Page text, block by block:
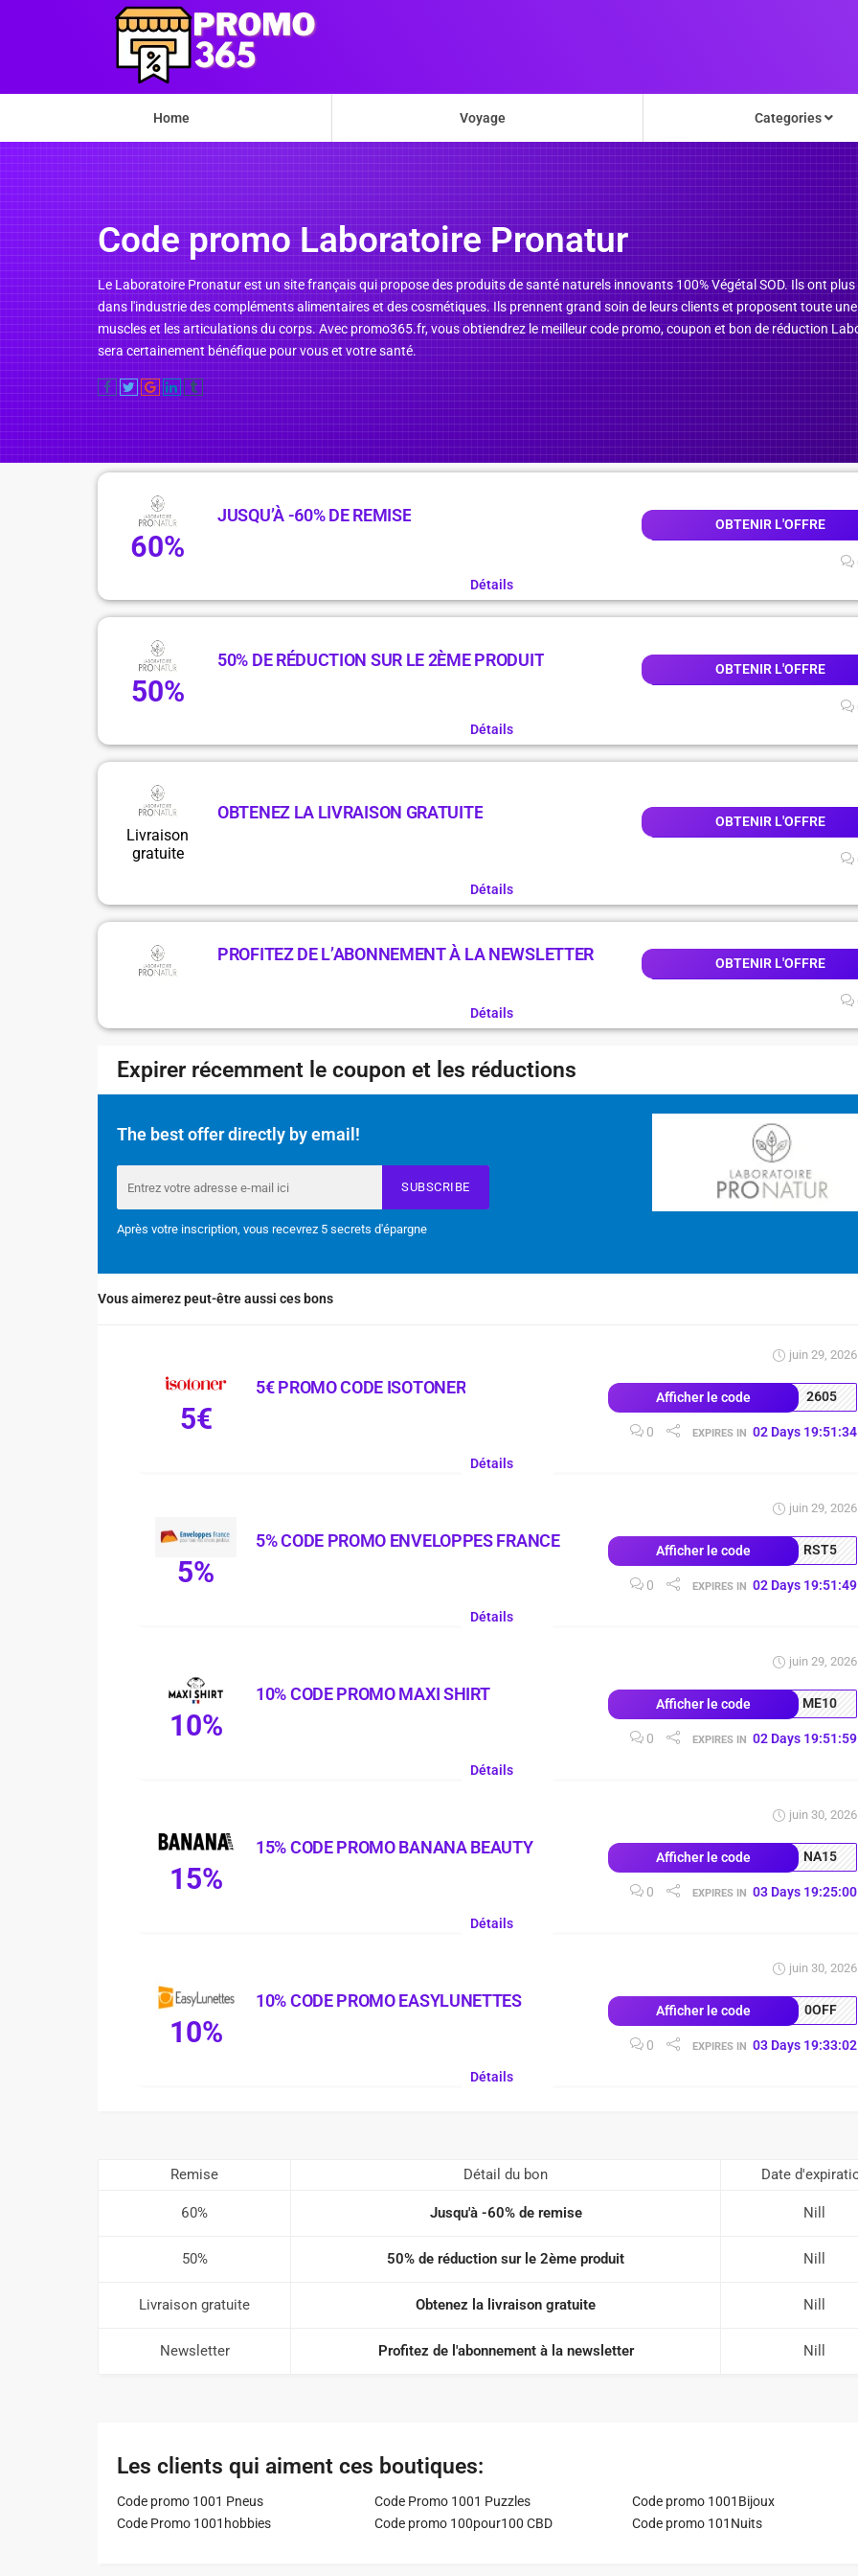
Home Voyage Categories
Code promo Laboratoire Pronatur
Le Laboratoire Pronatur est un site français qui propose des produits de santé naturels innovants 100% Végétal SOD. Ils ont
dans l'industrie des compléments alimentaires et des cosmétiques. Ils prennent grand soin de leurs clients et proposent toute
muscles et les articulations du corps. Avec promo365.fr, vous obtiendrez le meilleur code promo, coupon et bon de réduction
sera certainement bénéfique pour vous et votre santé.
60%
JUSQU’À -60% DE REMISE OBTENIR L'OFFRE
Détails
50%
50% DE RÉDUCTION SUR LE 2ÈME PRODUIT OBTENIR L'OFFRE
Détails
Livraison
gratuite
OBTENEZ LA LIVRAISON GRATUITE OBTENIR L'OFFRE
Détails
PROFITEZ DE L’ABONNEMENT À LA NEWSLETTER OBTENIR L'OFFRE
Détails
Expirer récemment le coupon et les réductions
The best offer directly by email!
SUBSCRIBE
Après votre inscription, vous recevrez 5 secrets d'épargne
Vous aimerez peut-être aussi ces bons
5€
5€ PROMO CODE ISOTONER
juin 29, 2026
Afficher le code 2605
0 EXPIRES IN 02 Days 19:51:33
Détails
5%
5% CODE PROMO ENVELOPPES FRANCE
juin 29, 2026
Afficher le code RST5
0 EXPIRES IN 02 Days 19:51:48
Détails
10%
10% CODE PROMO MAXI SHIRT
juin 29, 2026
Afficher le code ME10
0 EXPIRES IN 02 Days 19:51:58
Détails
15%
15% CODE PROMO BANANA BEAUTY
juin 30, 2026
Afficher le code NA15
0 EXPIRES IN 03 Days 19:24:59
Détails
10%
10% CODE PROMO EASYLUNETTES
juin 30, 2026
Afficher le code 0OFF
0 EXPIRES IN 03 Days 19:33:01
Détails
Remise Détail du bon Date
60% Jusqu'à -60% de remise Nill
50% 50% de réduction sur le 2ème produit Nill
Livraison gratuite Obtenez la livraison gratuite Nill
Newsletter Profitez de l'abonnement à la newsletter Nill
Les clients qui aiment ces boutiques:
Code promo 1001 Pneus Code Promo 1001 Puzzles
Code promo 1001Bijoux
Code Promo 1001hobbies
Code promo 100pour100 CBD Code promo 101Nuits